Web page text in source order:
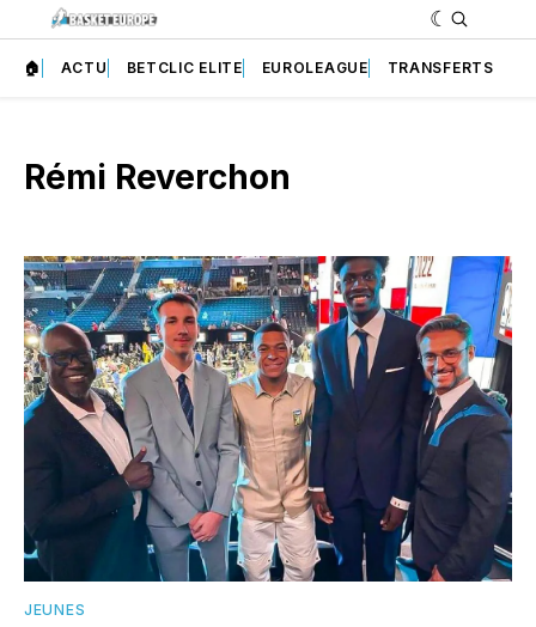
🏠 ACTU BETCLIC ELITE EUROLEAGUE TRANSFERTS
Rémi Reverchon
JEUNES